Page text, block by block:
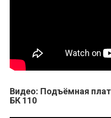
Видео: Подъёмная
БК 110